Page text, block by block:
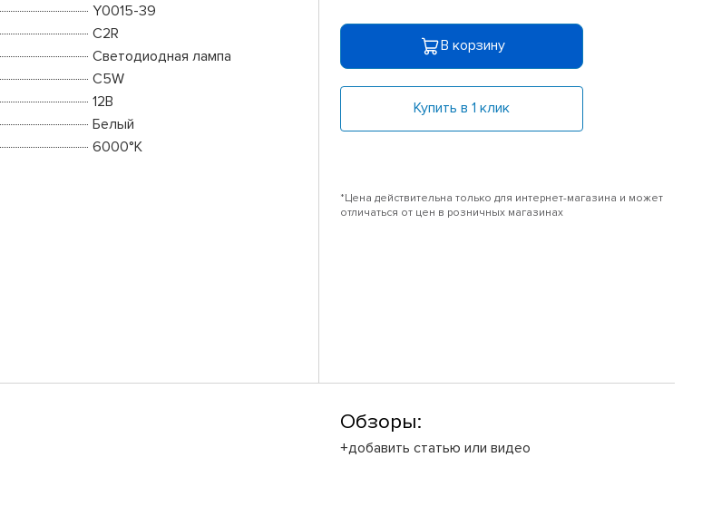
Y0015-39
C2R
Светодиодная лампа
C5W
12В
Белый
6000°K
В корзину
Купить в 1 клик
*Цена действительна только для интернет-магазина и может
отличаться от цен в розничных магазинах
Обзоры:
+добавить статью или видео